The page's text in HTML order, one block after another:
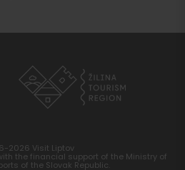
2026 Visit Liptov
the financial support of the Ministry of
of the Slovak Republic.